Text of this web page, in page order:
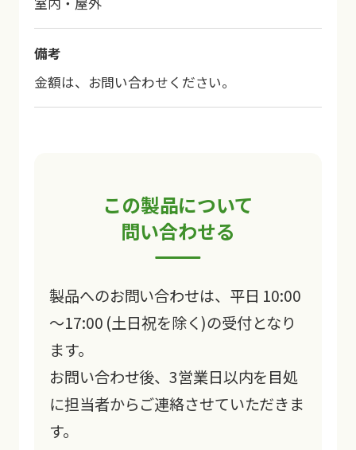
備考
金額は、お問い合わせください。
この製品について
問い合わせる
製品へのお問い合わせは、平日 10:00
～17:00 (土日祝を除く)の受付となり
ます。
お問い合わせ後、3営業日以内を目処
に担当者からご連絡させていただきま
す。